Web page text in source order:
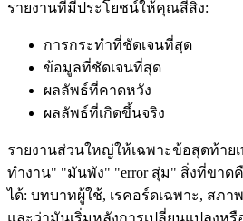
รายงานที่มีประโยชน์ให้คุณสี่สิ่ง:
การกระทำที่ชัดเจนที่สุด
ข้อมูลที่ชัดเจนที่สุด
ผลลัพธ์ที่คาดหวัง
ผลลัพธ์ที่เกิดขึ้นจริง
รายงานส่วนใหญ่ให้เฉพาะข้อสุดท้าย
ทำงาน" "มันพัง" "error สุ่ม" สิ่งที่ขา
ได้: บทบาทผู้ใช้, เรคอร์ดเฉพาะ, สภาพ
และว่ามันเริ่มหลังการเปลี่ยนแปลงหรื